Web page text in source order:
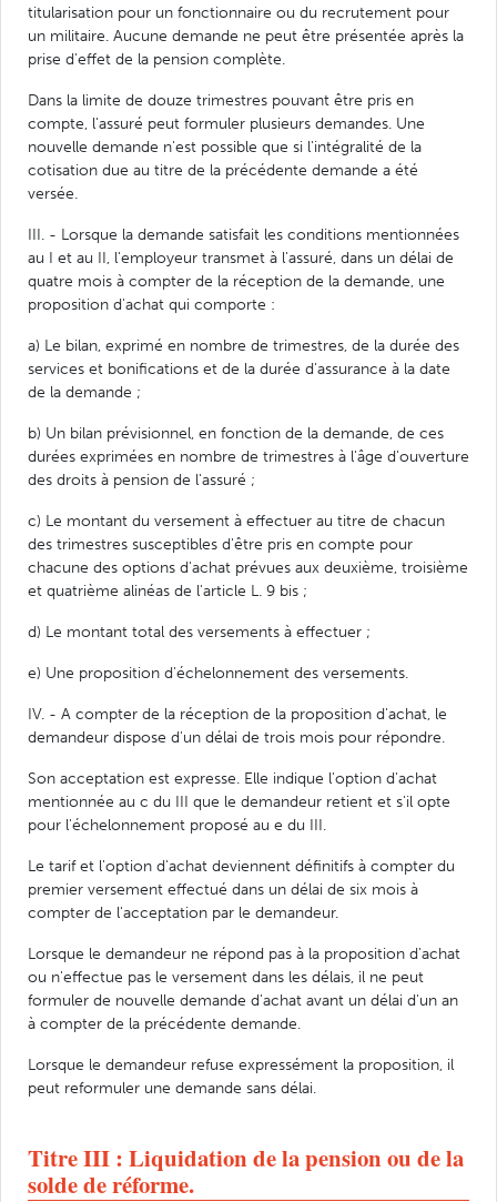
titularisation pour un fonctionnaire ou du recrutement pour
un militaire. Aucune demande ne peut être présentée après la
prise d'effet de la pension complète.
Dans la limite de douze trimestres pouvant être pris en
compte, l'assuré peut formuler plusieurs demandes. Une
nouvelle demande n'est possible que si l'intégralité de la
cotisation due au titre de la précédente demande a été
versée.
III. - Lorsque la demande satisfait les conditions mentionnées
au I et au II, l'employeur transmet à l'assuré, dans un délai de
quatre mois à compter de la réception de la demande, une
proposition d'achat qui comporte :
a) Le bilan, exprimé en nombre de trimestres, de la durée des
services et bonifications et de la durée d'assurance à la date
de la demande ;
b) Un bilan prévisionnel, en fonction de la demande, de ces
durées exprimées en nombre de trimestres à l'âge d'ouverture
des droits à pension de l'assuré ;
c) Le montant du versement à effectuer au titre de chacun
des trimestres susceptibles d'être pris en compte pour
chacune des options d'achat prévues aux deuxième, troisième
et quatrième alinéas de l'article L. 9 bis ;
d) Le montant total des versements à effectuer ;
e) Une proposition d'échelonnement des versements.
IV. - A compter de la réception de la proposition d'achat, le
demandeur dispose d'un délai de trois mois pour répondre.
Son acceptation est expresse. Elle indique l'option d'achat
mentionnée au c du III que le demandeur retient et s'il opte
pour l'échelonnement proposé au e du III.
Le tarif et l'option d'achat deviennent définitifs à compter du
premier versement effectué dans un délai de six mois à
compter de l'acceptation par le demandeur.
Lorsque le demandeur ne répond pas à la proposition d'achat
ou n'effectue pas le versement dans les délais, il ne peut
formuler de nouvelle demande d'achat avant un délai d'un an
à compter de la précédente demande.
Lorsque le demandeur refuse expressément la proposition, il
peut reformuler une demande sans délai.
Titre III : Liquidation de la pension ou de la
solde de réforme.